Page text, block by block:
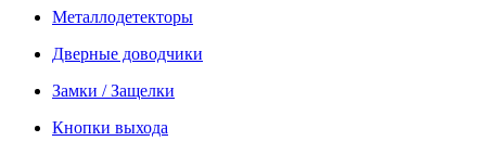
Металлодетекторы
Дверные доводчики
Замки / Защелки
Кнопки выхода